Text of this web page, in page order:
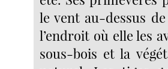
le vent au-dessus
l’endroit où elle les
sous-bois et la